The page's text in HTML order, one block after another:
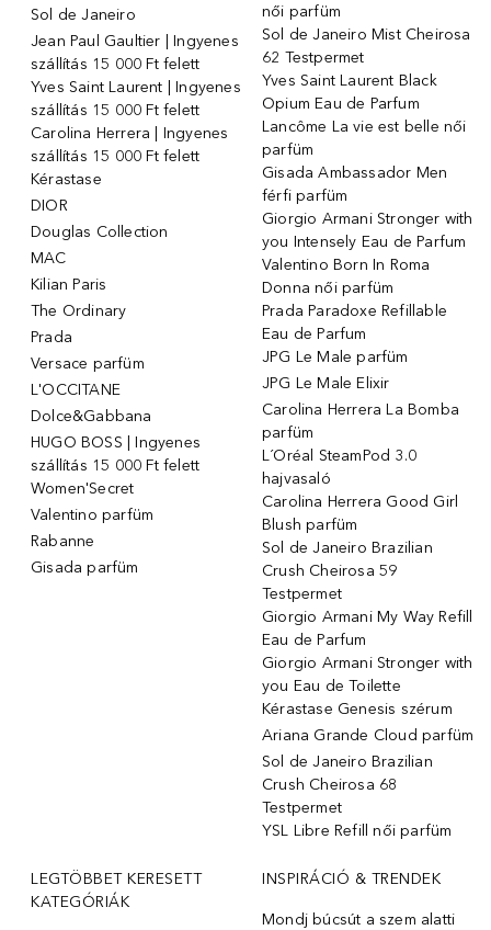
Sol de Janeiro
Jean Paul Gaultier | Ingyenes
szállítás 15 000 Ft felett
Yves Saint Laurent | Ingyenes
szállítás 15 000 Ft felett
Carolina Herrera | Ingyenes
szállítás 15 000 Ft felett
Kérastase
DIOR
Douglas Collection
MAC
Kilian Paris
The Ordinary
Prada
Versace parfüm
L'OCCITANE
Dolce&Gabbana
HUGO BOSS | Ingyenes
szállítás 15 000 Ft felett
Women'Secret
Valentino parfüm
Rabanne
Gisada parfüm
női parfüm
Sol de Janeiro Mist Cheirosa
62 Testpermet
Yves Saint Laurent Black
Opium Eau de Parfum
Lancôme La vie est belle női
parfüm
Gisada Ambassador Men
férfi parfüm
Giorgio Armani Stronger with
you Intensely Eau de Parfum
Valentino Born In Roma
Donna női parfüm
Prada Paradoxe Refillable
Eau de Parfum
JPG Le Male parfüm
JPG Le Male Elixir
Carolina Herrera La Bomba
parfüm
L´Oréal SteamPod 3.0
hajvasaló
Carolina Herrera Good Girl
Blush parfüm
Sol de Janeiro Brazilian
Crush Cheirosa 59
Testpermet
Giorgio Armani My Way Refill
Eau de Parfum
Giorgio Armani Stronger with
you Eau de Toilette
Kérastase Genesis szérum
Ariana Grande Cloud parfüm
Sol de Janeiro Brazilian
Crush Cheirosa 68
Testpermet
YSL Libre Refill női parfüm
LEGTÖBBET KERESETT
KATEGÓRIÁK
INSPIRÁCIÓ & TRENDEK
Mondj búcsút a szem alatti